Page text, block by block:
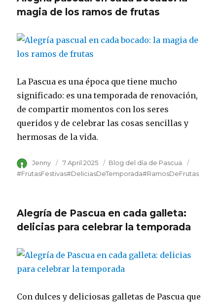
magia de los ramos de frutas
La Pascua es una época que tiene mucho
significado: es una temporada de renovación,
de compartir momentos con los seres
queridos y de celebrar las cosas sencillas y
hermosas de la vida.
Author
Jenny
Posted
on
7 April 2025 Category
Blog del día de Pascua
#FrutasFestivas​#DeliciasDeTemporada#RamosDeFrutas
Alegría de Pascua en cada galleta:
delicias para celebrar la temporada
Con dulces y deliciosas galletas de Pascua que